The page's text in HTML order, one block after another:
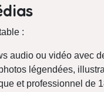
:
audio ou vidéo avec
légendées,
et professionnel de